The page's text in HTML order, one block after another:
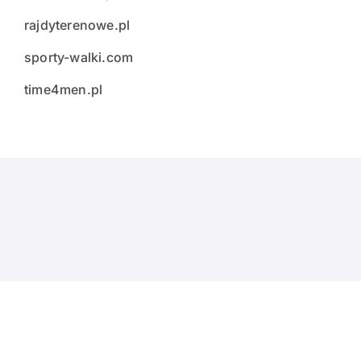
rajdyterenowe.pl
sporty-walki.com
time4men.pl